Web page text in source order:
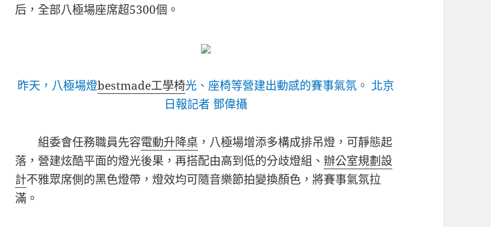
后，全部八極場座席超5300個。
昨天，八極場燈bestmade工學椅光、座椅等營建出動感的賽事氣氛。 北京
日報記者 鄧偉攝
組委會任務職員先容電動升降桌 ，八極場增添多構成排吊燈，可靜態起
落，營建炫酷平面的燈光後果，再搭配由高到低的分歧燈組、辦公室規劃設
計不雅眾席側的黑色燈帶，燈效均可隨音樂節拍變換顏色，將賽事氣氛拉
滿。